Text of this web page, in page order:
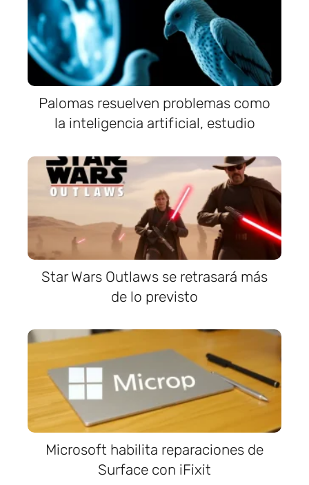
Palomas resuelven problemas como
la inteligencia artificial, estudio
Star Wars Outlaws se retrasará más
de lo previsto
Microsoft habilita reparaciones de
Surface con iFixit